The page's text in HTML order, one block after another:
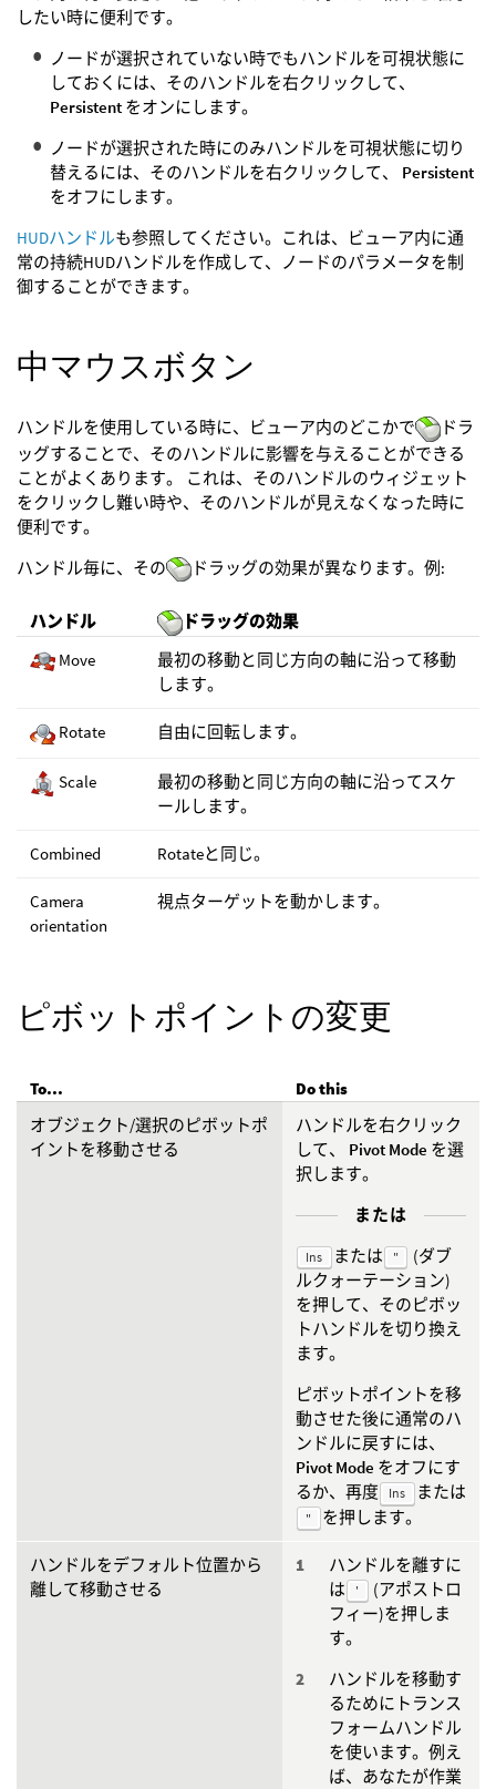
したい時に便利です。
ノードが選択されていない時でもハンドルを可視状態に
しておくには、そのハンドルを右クリックして、
Persistent をオンにします。
ノードが選択された時にのみハンドルを可視状態に切り
替えるには、そのハンドルを右クリックして、 Persistent
をオフにします。
HUDハンドルも参照してください。これは、ビューア内に通
常の持続HUDハンドルを作成して、ノードのパラメータを制
御することができます。
中マウスボタン
ハンドルを使用している時に、ビューア内のどこかで
ドラ
ッグすることで、そのハンドルに影響を与えることができる
ことがよくあります。 これは、そのハンドルのウィジェット
をクリックし難い時や、そのハンドルが見えなくなった時に
便利です。
ハンドル毎に、その
ドラッグの効果が異なります。例:
ハンドル
ドラッグの効果
Move
最初の移動と同じ方向の軸に沿って移動
します。
Rotate 自由に回転します。
Scale
最初の移動と同じ方向の軸に沿ってスケ
ールします。
Combined Rotateと同じ。
Camera
orientation
視点ターゲットを動かします。
ピボットポイントの変更
To...
Do this
オブジェクト/選択のピボットポ
イントを移動させる
ハンドルを右クリック
して、 Pivot Mode を選
択します。
または
Ins または "
(ダブ
ルクォーテーション)
を押して、そのピボッ
トハンドルを切り換え
ます。
ピボットポイントを移
動させた後に通常のハ
ンドルに戻すには、
Pivot Mode をオフにす
るか、再度
Ins または
" を押します。
ハンドルをデフォルト位置から
離して移動させる
ハンドルを離すに
は
'
(アポストロ
フィー)を押しま
す。
ハンドルを移動す
るためにトランス
フォームハンドル
を使います。例え
ば、あなたが作業